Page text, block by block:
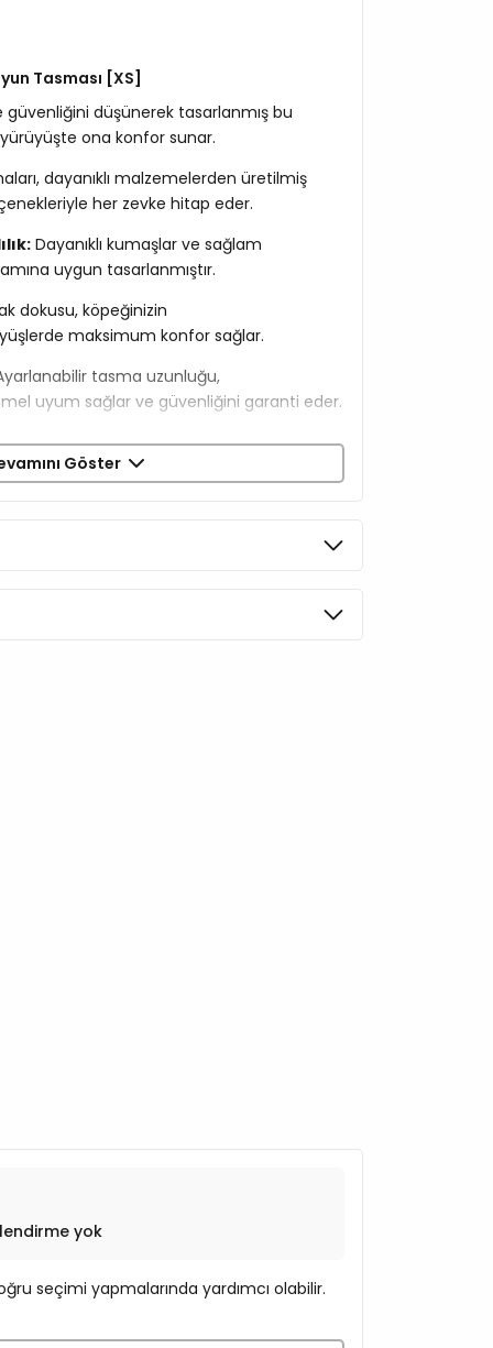
Tasması [XS]
güvenliğini düşünerek tasarlanmış bu
ona konfor sunar.
dayanıklı malzemelerden üretilmiş
her zevke hitap eder.
Dayanıklı kumaşlar ve sağlam
uygun tasarlanmıştır.
dokusu, köpeğinizin
maksimum konfor sağlar.
tasma uzunluğu,
uyum sağlar ve güvenliğini garanti eder.
Göster
yok
seçimi yapmalarında yardımcı olabilir.